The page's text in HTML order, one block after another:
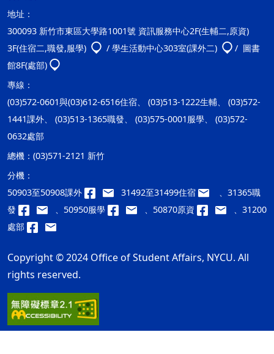
地址：
300093 新竹市東區大學路1001號 資訊服務中心2F(生輔二,原資)
3F(住宿二,職發,服學)
/ 學生活動中心303室(課外二)
/ 圖書
館8F(處部)
專線：
(03)572-0601與(03)612-6516住宿、 (03)513-1222生輔、 (03)572-
1441課外、 (03)513-1365職發、 (03)575-0001服學、 (03)572-
0632處部
總機： (03)571-2121 新竹
分機：
50903至50908課外
31492至31499住宿
、31365職
發
、50950服學 、50870原資
、31200
處部
Copyright © 2024 Office of Student Affairs, NYCU. All
rights reserved.